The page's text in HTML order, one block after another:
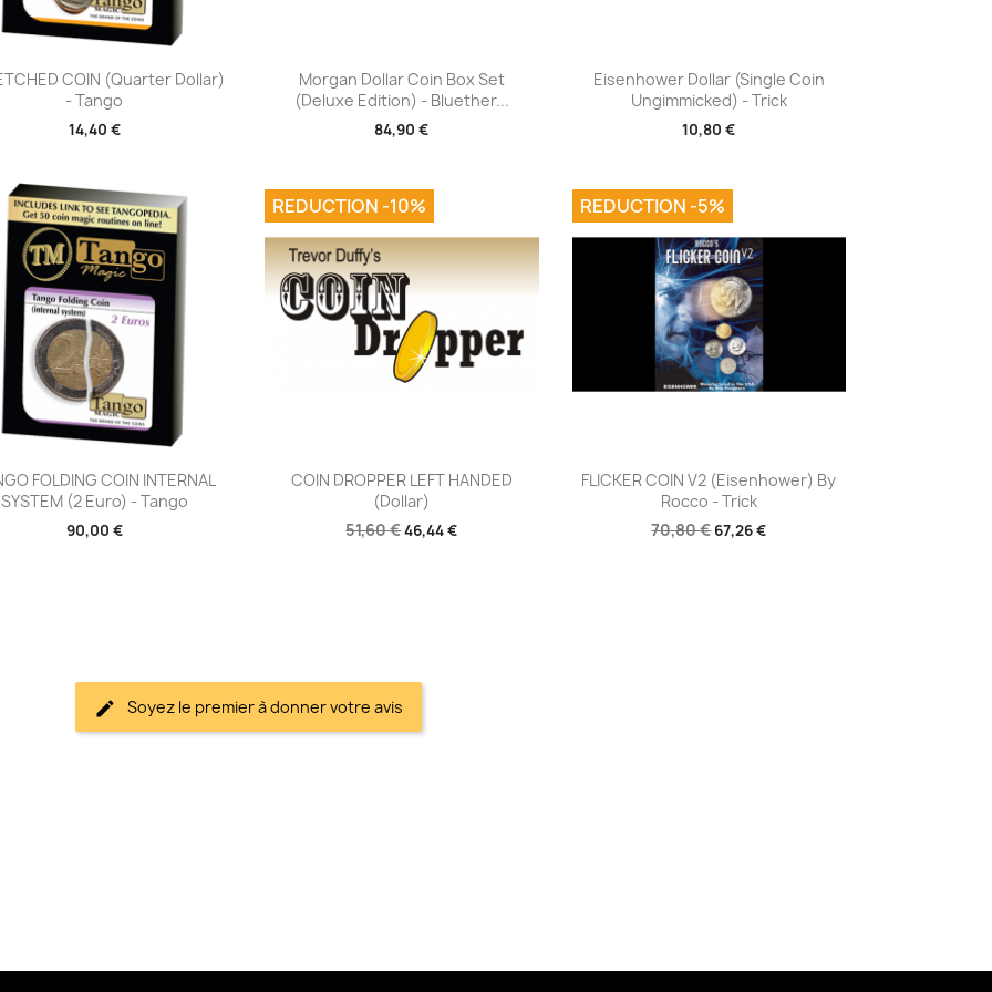
Aperçu rapide
COIN (Quarter Dollar)
- Tango
14,40 €
Aperçu rapide
Morgan Dollar Coin Box Set
(Deluxe Edition) - Bluether...
84,90 €
Aperçu rapide
Eisenhower Dollar (Single Coin
Ungimmicked) - Trick
10,80 €
Aperçu rapide
FOLDING COIN INTERNAL
SYSTEM (2 Euro) - Tango
90,00 €
Aperçu rapide
COIN DROPPER LEFT HANDED
(Dollar)
51,60 €46,44 €
REDUCTION -10%
Aperçu rapide
FLICKER COIN V2 (Eisenhower) By
Rocco - Trick
70,80 € 67,26 €
REDUCTION -5%
Soyez le premier à donner votre avis